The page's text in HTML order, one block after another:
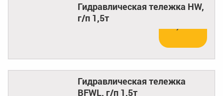
Гидравлическая тележка НW,
г/п 1,5т
Гидравлическая тележка
BFWL, г/п 1,5т